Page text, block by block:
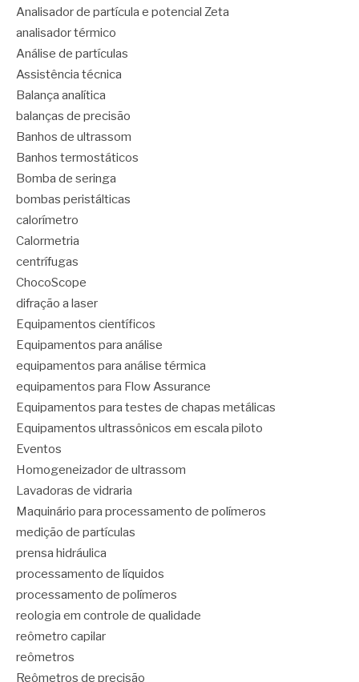
Analisador de partícula e potencial Zeta
analisador térmico
Análise de partículas
Assistência técnica
Balança analítica
balanças de precisão
Banhos de ultrassom
Banhos termostáticos
Bomba de seringa
bombas peristálticas
calorímetro
Calormetria
centrífugas
ChocoScope
difração a laser
Equipamentos científicos
Equipamentos para análise
equipamentos para análise térmica
equipamentos para Flow Assurance
Equipamentos para testes de chapas metálicas
Equipamentos ultrassônicos em escala piloto
Eventos
Homogeneizador de ultrassom
Lavadoras de vidraria
Maquinário para processamento de polímeros
medição de partículas
prensa hidráulica
processamento de líquidos
processamento de polímeros
reologia em controle de qualidade
reômetro capilar
reômetros
Reômetros de precisão